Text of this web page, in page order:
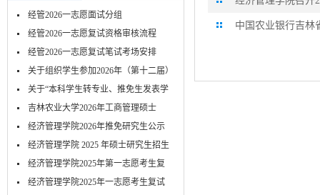
经管2026一志愿面试分组
经管2026一志愿复试资格审核流程
经管2026一志愿复试笔试考场安排
关于组织学生参加2026年（第十二届）
MPA...
关于“本科学生转专业、推免生发表学
术...
吉林农业大学2026年工商管理硕士
（MBA）...
经济管理学院2026年推免研究生公示
经济管理学院 2025 年硕士研究生招生
考...
经济管理学院2025年第一志愿考生复
试-笔...
​经济管理学院2025年一志愿考生复试
中国农业银行吉林